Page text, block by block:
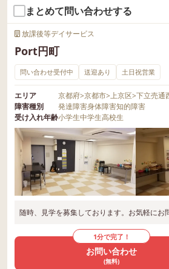
まとめて問い合わせする
放課後等デイサービス
Port円町
問い合わせ受付中 送迎あり 土日祝営業
エリア 京都府>京都市>上京区>下立売通
障害種別
発達障害身体障害知的障害
受け入れ年齢小学生中学生高校生
随時、見学を募集しております。お気軽にお
1分で完了！
お問い合わせ
(無料)